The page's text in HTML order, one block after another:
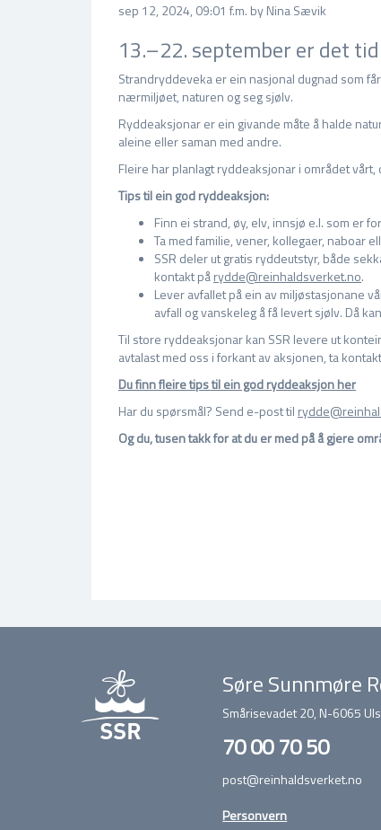
sep 12, 2024, 09:01 f.m. by Nina Sævik
13.–22. september er det
Strandryddeveka er ein nasjonal dugnad som
nærmiljøet, naturen og seg sjølv.
Ryddeaksjonar er ein givande måte å halde
aleine eller saman med andre.
Fleire har planlagt ryddeaksjonar i området
Tips til ein god ryddeaksjon:
Finn ei strand, øy, elv, innsjø e.l. som er
Ta med familie, vener, kollegaer, naboar
SSR deler ut gratis ryddeutstyr, både
kontakt pårydde@reinhaldsverket.no.
Lever avfallet på ein av miljøstasjonane
avfall og vanskeleg å få levert sjølv. Då
Til store ryddeaksjonar kan SSR levere ut
avtalast med oss i forkant av aksjonen, ta
Du finn fleire tips til ein god ryddeaksjon her
Har du spørsmål? Send e-post til
Og du, tusen takk for at du er med på å gjere
Søre Sunnmøre
Smårisevadet 20, N-6065
70 00 70 50
post@reinhaldsverket.no
Personvern